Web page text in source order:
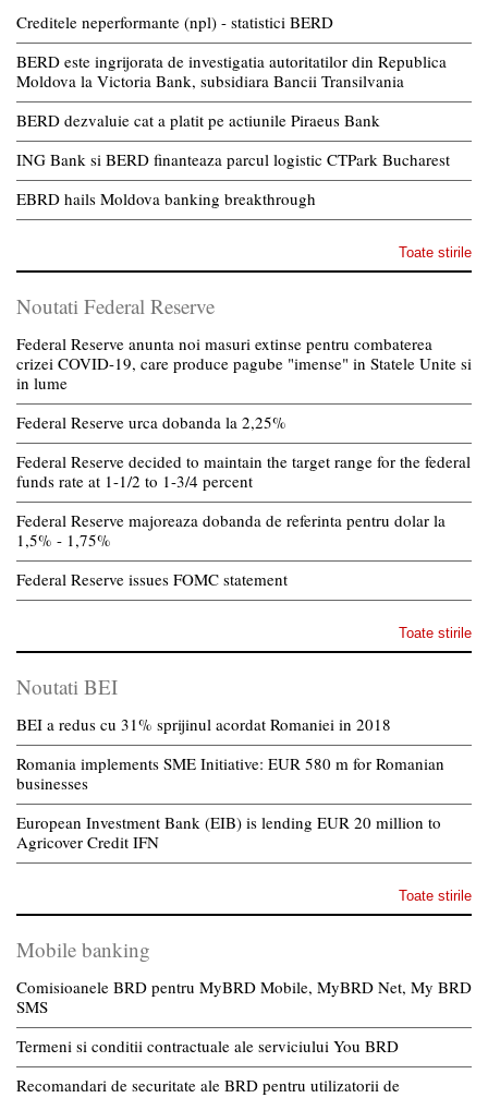
Creditele neperformante (npl) - statistici BERD
BERD este ingrijorata de investigatia autoritatilor din Republica
Moldova la Victoria Bank, subsidiara Bancii Transilvania
BERD dezvaluie cat a platit pe actiunile Piraeus Bank
ING Bank si BERD finanteaza parcul logistic CTPark Bucharest
EBRD hails Moldova banking breakthrough
Toate stirile
Noutati Federal Reserve
Federal Reserve anunta noi masuri extinse pentru combaterea
crizei COVID-19, care produce pagube "imense" in Statele Unite si
in lume
Federal Reserve urca dobanda la 2,25%
Federal Reserve decided to maintain the target range for the federal
funds rate at 1-1/2 to 1-3/4 percent
Federal Reserve majoreaza dobanda de referinta pentru dolar la
1,5% - 1,75%
Federal Reserve issues FOMC statement
Toate stirile
Noutati BEI
BEI a redus cu 31% sprijinul acordat Romaniei in 2018
Romania implements SME Initiative: EUR 580 m for Romanian
businesses
European Investment Bank (EIB) is lending EUR 20 million to
Agricover Credit IFN
Toate stirile
Mobile banking
Comisioanele BRD pentru MyBRD Mobile, MyBRD Net, My BRD
SMS
Termeni si conditii contractuale ale serviciului You BRD
Recomandari de securitate ale BRD pentru utilizatorii de